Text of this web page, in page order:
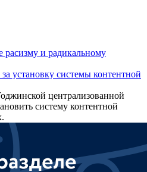
расизму и радикальному
установку системы контентной
централизованной
систему контентной